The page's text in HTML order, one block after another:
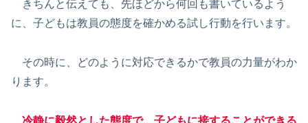
きちんと伝えても、先ほどから何回も書いているよう
に、子どもは教員の態度を確かめる試し行動を行います。
その時に、どのように対応できるかで教員の力量がわか
ります。
冷静に毅然とした態度で、子どもに接することができる